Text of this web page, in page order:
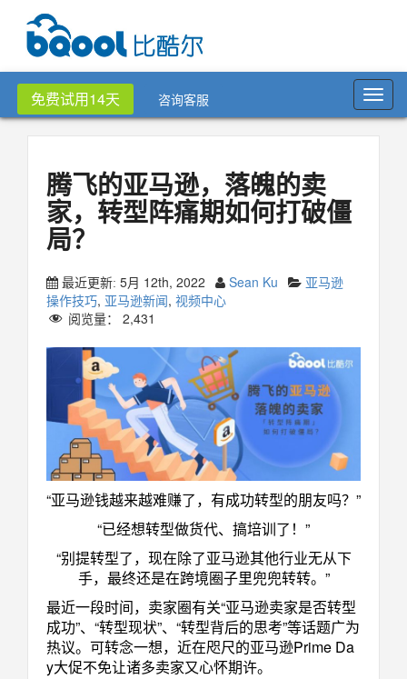
免费试用14天 咨询客服
腾飞的亚马逊，落魄的卖
家，转型阵痛期如何打破僵
局？
最近更新: 5月 12th, 2022 Sean Ku
亚马逊
操作技巧, 亚马逊新闻, 视频中心
阅览量： 2,431
“亚马逊钱越来越难赚了，有成功转型的朋友吗？”
“已经想转型做货代、搞培训了！”
“别提转型了，现在除了亚马逊其他行业无从下
手，最终还是在跨境圈子里兜兜转转。”
最近一段时间，卖家圈有关“亚马逊卖家是否转型
成功”、“转型现状”、“转型背后的思考”等话题广为
热议。可转念一想，近在咫尺的亚马逊Prime Da
y大促不免让诸多卖家又心怀期许。